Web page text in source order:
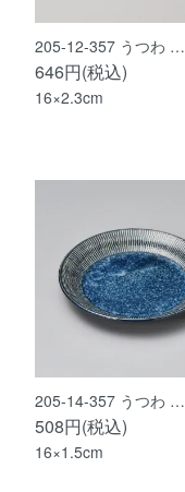
205-12-357 うつわ …
646円(税込)
16×2.3cm
205-14-357 うつわ …
508円(税込)
16×1.5cm